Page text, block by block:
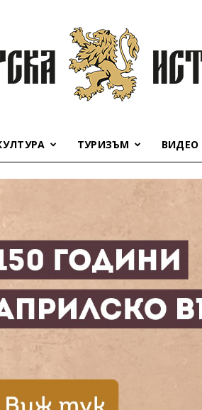
история
ТУРИЗЪМ ВИДЕО